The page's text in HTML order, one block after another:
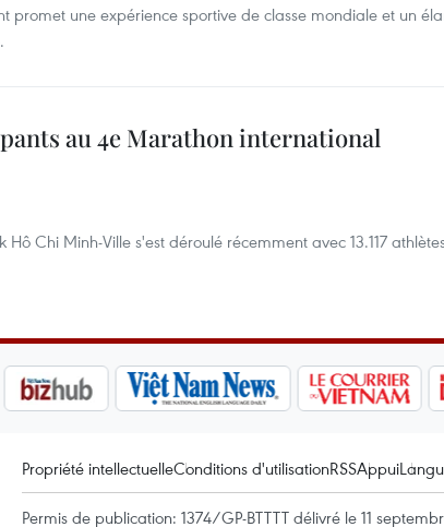
promet une expérience sportive de classe mondiale et un
au 4e Marathon international
Chi Minh-Ville s'est déroulé récemment avec 13.117
Propriété intellectuelleConditions d'utilisationRSSAppui
Permis de publication: 1374/GP-BTTTT délivré le 11